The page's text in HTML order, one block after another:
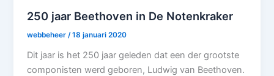
250 jaar Beethoven in De Notenkraker
webbeheer/18 januari 2020
Dit jaar is het 250 jaar geleden dat een der grootste
componisten werd geboren, Ludwig van Beethoven.